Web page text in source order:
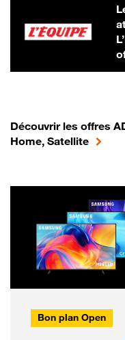
Découvrir les offres
Home, Satellite
Bon plan Open